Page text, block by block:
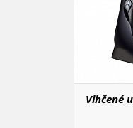
Vlhčené